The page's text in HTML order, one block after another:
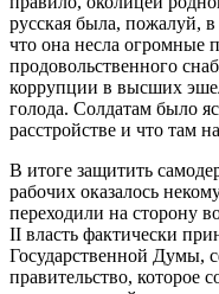
русская была, пожалуй,
что она несла огромные
продовольственного
коррупции в высших
голода. Солдатам было
расстройстве и что там
В итоге защитить
рабочих оказалось
переходили на сторону
II власть фактически
Государственной Думы,
правительство, которое